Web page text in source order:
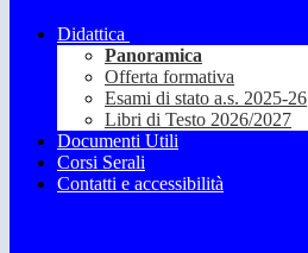
Didattica
Panoramica
Offerta formativa
Esami di stato a.s. 2025-26
Libri di Testo 2026/2027
Documenti Utili
Corsi Serali
Contatti e accessibilità